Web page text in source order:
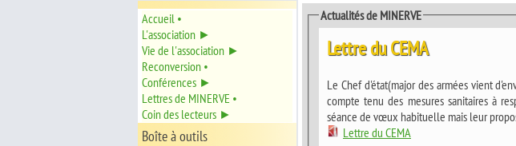
Accueil •
L'association ►
Vie de l'association ►
Reconversion •
Conférences ►
Lettres de MINERVE •
Coin des lecteurs ►
Boîte à outils
Actualités de MINERVE
Lettre du CEMA
Le Chef d'état(major des armées vient
compte tenu des mesures sanitaires à
séance de vœux habituelle mais leur
Lettre du CEMA